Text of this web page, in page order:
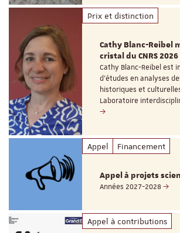
Prix et distinction
Cathy Blanc-Reibel
cristal du CNRS 2026
Cathy Blanc-Reibel est
d’études en analyses
historiques et
Laboratoire
Appel Financement
Appel à projets
Années 2027-2028
Appel à contributions